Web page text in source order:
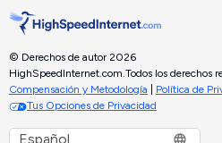
© Derechos de autor 2026
HighSpeedInternet.com.Todos los derechos
Compensación y Metodología
Política de
Tus Opciones de Privacidad